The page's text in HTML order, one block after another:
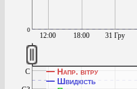
0
12:00 18:00 31 Гру
Напр. вітру
Швидкість
С